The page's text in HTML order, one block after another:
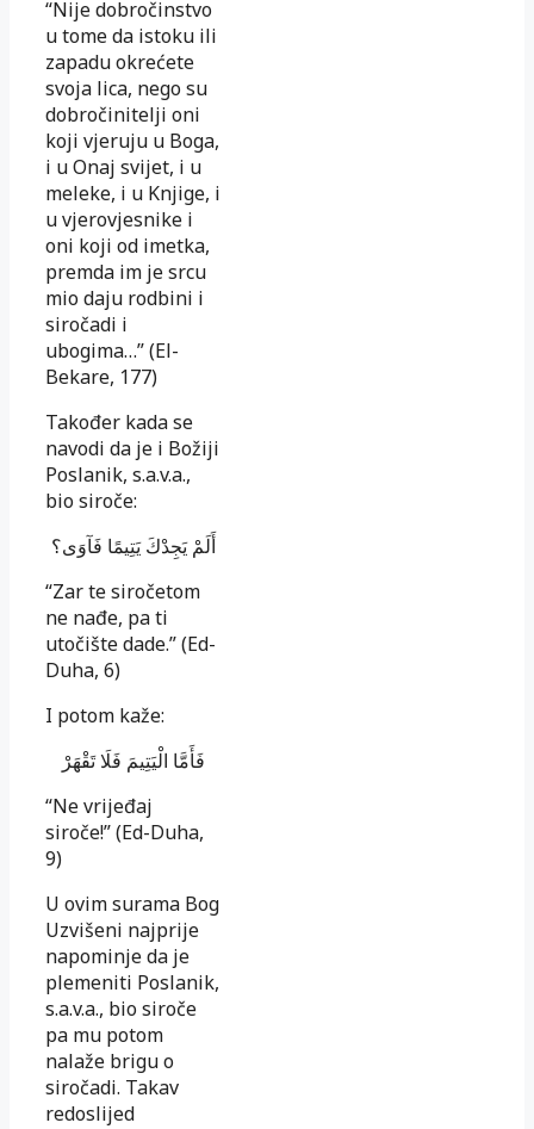
“Nije dobročinstvo
u tome da istoku ili
zapadu okrećete
svoja lica, nego su
dobročinitelji oni
koji vjeruju u Boga,
i u Onaj svijet, i u
meleke, i u Knjige, i
u vjerovjesnike i
oni koji od imetka,
premda im je srcu
mio daju rodbini i
siročadi i
ubogima…” (El-
Bekare, 177)
Također kada se
navodi da je i Božiji
Poslanik, s.a.v.a.,
bio siroče:
أَلَمْ يَجِدْكَ يَتِيمًا فَآوَى؟
“Zar te siročetom
ne nađe, pa ti
utočište dade.” (Ed-
Duha, 6)
I potom kaže:
فَأَمَّا الْيَتِيمَ فَلَا تَقْهَرْ
“Ne vrijeđaj
siroče!” (Ed-Duha,
9)
U ovim surama Bog
Uzvišeni najprije
napominje da je
plemeniti Poslanik,
s.a.v.a., bio siroče
pa mu potom
nalaže brigu o
siročadi. Takav
redoslijed